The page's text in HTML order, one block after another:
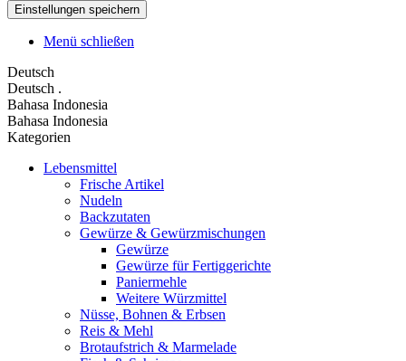
Menü schließen
Deutsch
Deutsch .
Bahasa Indonesia
Bahasa Indonesia
Kategorien
Lebensmittel
Frische Artikel
Nudeln
Backzutaten
Gewürze & Gewürzmischungen
Gewürze
Gewürze für Fertiggerichte
Paniermehle
Weitere Würzmittel
Nüsse, Bohnen & Erbsen
Reis & Mehl
Brotaufstrich & Marmelade